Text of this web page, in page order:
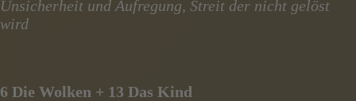
Unsicherheit und Aufregung, Streit der nicht gelöst
wird
6 Die Wolken + 13 Das Kind